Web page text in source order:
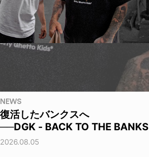
NEWS
復活したバンクスへ
──DGK - BACK TO THE BANKS
2026.08.05